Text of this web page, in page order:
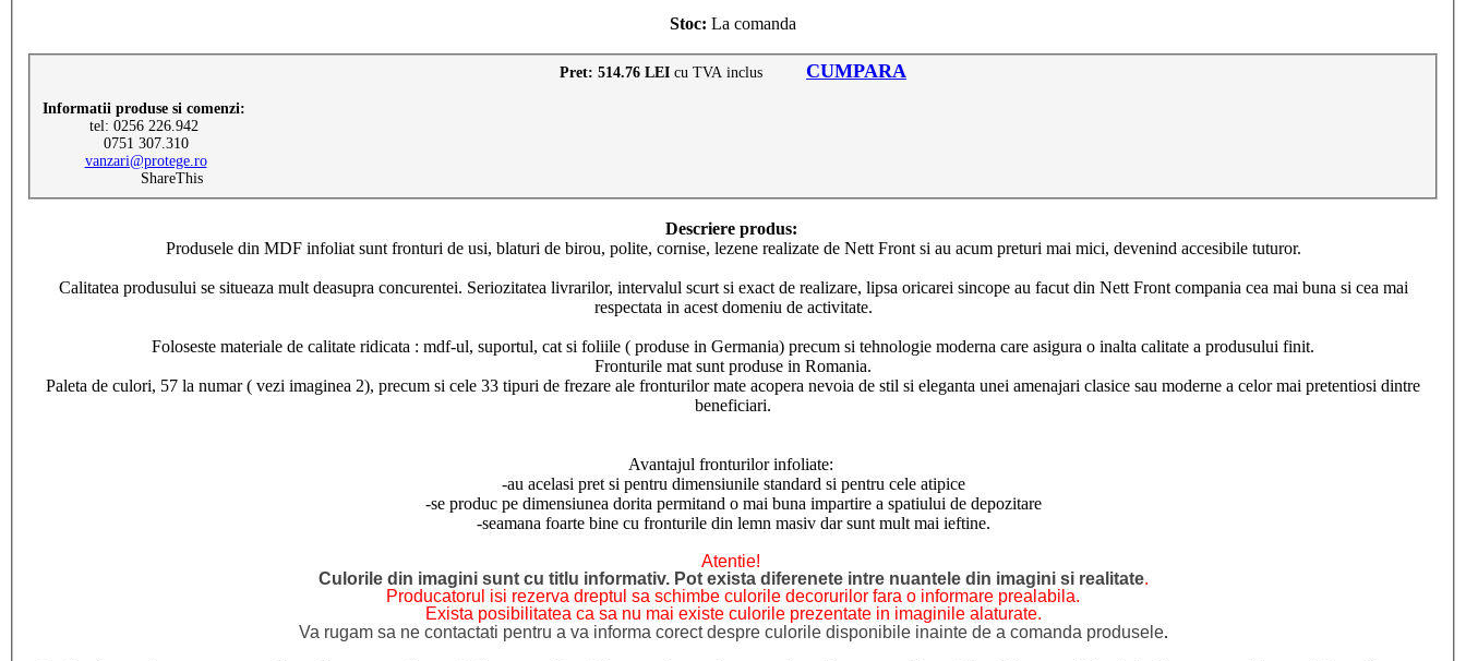
Stoc: La comanda
Pret: 514.76 LEI cu TVA inclus CUMPARA
Informatii produse si comenzi:
tel: 0256 226.942
0751 307.310
vanzari@protege.ro
ShareThis
Descriere produs:
Produsele din MDF infoliat sunt fronturi de usi, blaturi de birou, polite, cornise, lezene realizate de Nett Front si au acum preturi mai mici, devenind accesibile tuturor.
Calitatea produsului se situeaza mult deasupra concurentei. Seriozitatea livrarilor, intervalul scurt si exact de realizare, lipsa oricarei sincope au facut din Nett Front compania cea mai buna si cea mai
respectata in acest domeniu de activitate.
Foloseste materiale de calitate ridicata : mdf-ul, suportul, cat si foliile ( produse in Germania) precum si tehnologie moderna care asigura o inalta calitate a produsului finit.
Fronturile mat sunt produse in Romania.
Paleta de culori, 57 la numar ( vezi imaginea 2), precum si cele 33 tipuri de frezare ale fronturilor mate acopera nevoia de stil si eleganta unei amenajari clasice sau moderne a celor mai pretentiosi dintre
beneficiari.
Avantajul fronturilor infoliate:
-au acelasi pret si pentru dimensiunile standard si pentru cele atipice
-se produc pe dimensiunea dorita permitand o mai buna impartire a spatiului de depozitare
-seamana foarte bine cu fronturile din lemn masiv dar sunt mult mai ieftine.
Atentie!
Culorile din imagini sunt cu titlu informativ. Pot exista diferenete intre nuantele din imagini si realitate.
Producatorul isi rezerva dreptul sa schimbe culorile decorurilor fara o informare prealabila.
Exista posibilitatea ca sa nu mai existe culorile prezentate in imaginile alaturate.
Va rugam sa ne contactati pentru a va informa corect despre culorile disponibile inainte de a comanda produsele.